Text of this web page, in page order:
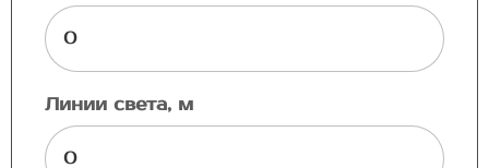
Линии света, м